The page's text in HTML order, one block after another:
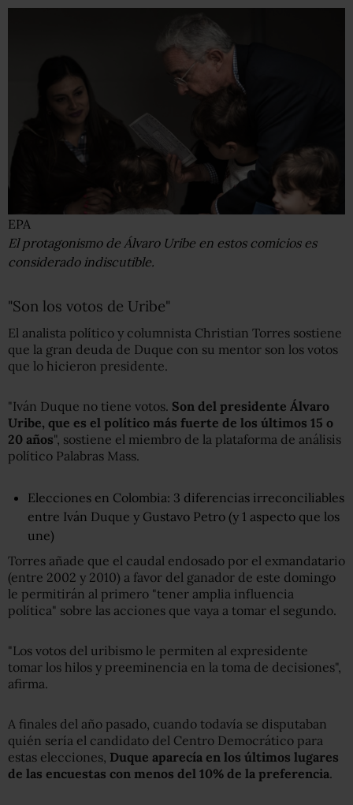
EPA
El protagonismo de Álvaro Uribe en estos comicios es
considerado indiscutible.
"Son los votos de Uribe"
El analista político y columnista Christian Torres sostiene
que la gran deuda de Duque con su mentor son los votos
que lo hicieron presidente.
"Iván Duque no tiene votos. Son del presidente Álvaro
Uribe, que es el político más fuerte de los últimos 15 o
20 años", sostiene el miembro de la plataforma de análisis
político Palabras Mass.
Elecciones en Colombia: 3 diferencias irreconciliables
entre Iván Duque y Gustavo Petro (y 1 aspecto que los
une)
Torres añade que el caudal endosado por el exmandatario
(entre 2002 y 2010) a favor del ganador de este domingo
le permitirán al primero "tener amplia influencia
política" sobre las acciones que vaya a tomar el segundo.
"Los votos del uribismo le permiten al expresidente
tomar los hilos y preeminencia en la toma de decisiones",
afirma.
A finales del año pasado, cuando todavía se disputaban
quién sería el candidato del Centro Democrático para
estas elecciones, Duque aparecía en los últimos lugares
de las encuestas con menos del 10% de la preferencia.